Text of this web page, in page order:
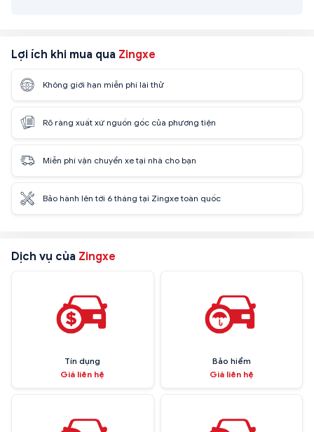
Lợi ích khi mua qua Zingxe
Không giới hạn miễn phí lái thử
Rõ ràng xuất xứ nguồn gốc của phương tiện
Miễn phí vận chuyển xe tại nhà cho bạn
Bảo hành lên tới 6 tháng tại Zingxe toàn quốc
Dịch vụ của Zingxe
Tín dụng
Giá liên hệ
Bảo hiểm
Giá liên hệ